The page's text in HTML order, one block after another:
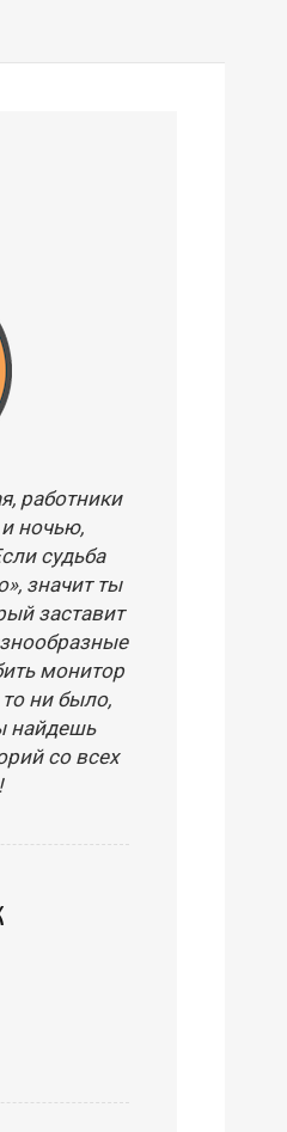
работники
ночью,
судьба
значит ты
заставит
монитор
ни было,
найдешь
со всех